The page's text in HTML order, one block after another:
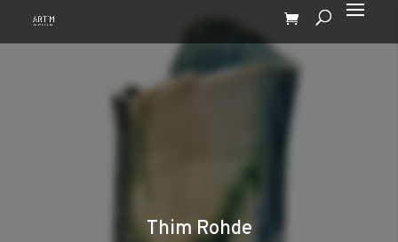
Thim Rohde